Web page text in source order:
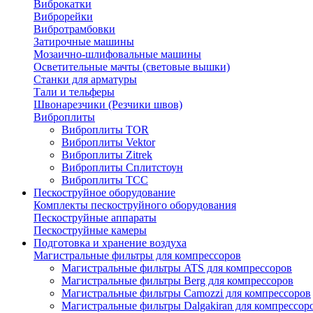
Виброкатки
Виброрейки
Вибротрамбовки
Затирочные машины
Мозаично-шлифовальные машины
Осветительные мачты (световые вышки)
Станки для арматуры
Тали и тельферы
Швонарезчики (Резчики швов)
Виброплиты
Виброплиты TOR
Виброплиты Vektor
Виброплиты Zitrek
Виброплиты Сплитстоун
Виброплиты ТСС
Пескоструйное оборудование
Комплекты пескоструйного оборудования
Пескоструйные аппараты
Пескоструйные камеры
Подготовка и хранение воздуха
Магистральные фильтры для компрессоров
Магистральные фильтры ATS для компрессоров
Магистральные фильтры Berg для компрессоров
Магистральные фильтры Camozzi для компрессоров
Магистральные фильтры Dalgakiran для